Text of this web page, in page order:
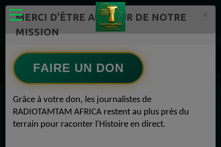
Actualité en continu /Politique/Culture/ Mode/
BEZONS NEWS PARIS -OUEST DEFENSE 1
L'ACTU Paris Ouest Défense Bezons : J’ai pensé à vous ce matin… BEZONS NEWS
EN CE MOMENT
MERCI D'ÊTRE AU CŒUR DE NOTRE
MISSION
FAIRE UN DON
Grâce à votre don, les journalistes de
RADIOTAMTAM AFRICA restent au plus près du
terrain pour raconter l'Histoire en direct.